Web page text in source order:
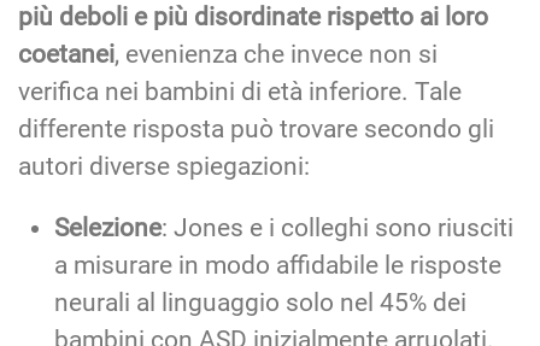
più deboli e più disordinate rispetto ai loro
coetanei, evenienza che invece non si
verifica nei bambini di età inferiore. Tale
differente risposta può trovare secondo gli
autori diverse spiegazioni:
Selezione: Jones e i colleghi sono riusciti
a misurare in modo affidabile le risposte
neurali al linguaggio solo nel 45% dei
bambini con ASD inizialmente arruolati.